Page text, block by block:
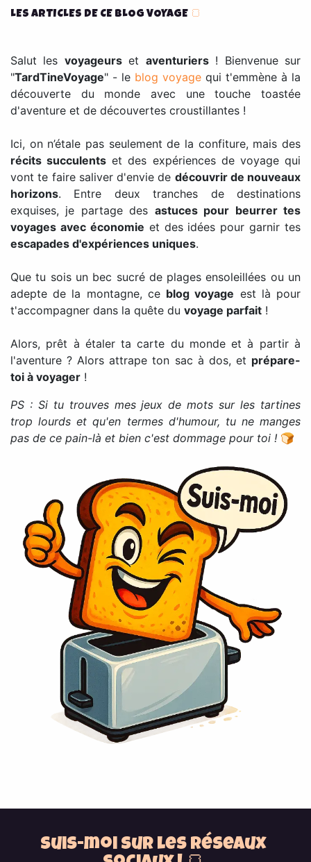
LES ARTICLES DE CE BLOG VOYAGE 🍞
Salut les voyageurset aventuriers! Bienvenue sur
"TardTineVoyage" - le blog voyage qui t'emmène à la
découverte du monde avec une touche toastée
d'aventure et de découvertes croustillantes !
Ici, on n’étale pas seulement de la confiture, mais des
récits succulents et des expériences de voyage qui
vont te faire saliver d'envie de découvrir de nouveaux
horizons. Entre deux tranches de destinations
exquises, je partage des astuces pour beurrer tes
voyages avec économie et des idées pour garnir tes
escapades d'expériences uniques.
Que tu sois un bec sucré de plages ensoleillées ou un
adepte de la montagne, ce blog voyage est là pour
t'accompagner dans la quête du voyage parfait !
Alors, prêt à étaler ta carte du monde et à partir à
l'aventure ? Alors attrape ton sac à dos, et prépare-
toi à voyager !
PS : Si tu trouves mes jeux de mots sur les tartines
trop lourds et qu'en termes d'humour, tu ne manges
pas de ce pain-là et bien c'est dommage pour toi ! 🍞
Suis-moi sur les réseaux